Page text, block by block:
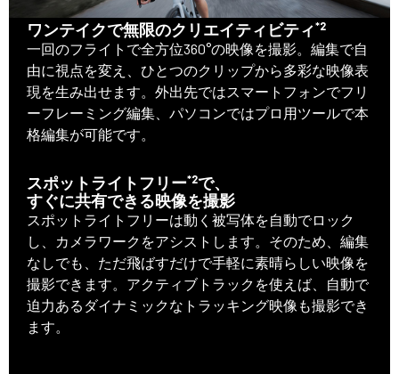
ワンテイクで無限のクリエイティビティ*2
一回のフライトで全方位360°の映像を撮影。編集で自
由に視点を変え、ひとつのクリップから多彩な映像表
現を生み出せます。外出先ではスマートフォンでフリ
ーフレーミング編集、パソコンではプロ用ツールで本
格編集が可能です。
スポットライトフリー*2で、
すぐに共有できる映像を撮影
スポットライトフリーは動く被写体を自動でロック
し、カメラワークをアシストします。そのため、編集
なしでも、ただ飛ばすだけで手軽に素晴らしい映像を
撮影できます。アクティブトラックを使えば、自動で
迫力あるダイナミックなトラッキング映像も撮影でき
ます。